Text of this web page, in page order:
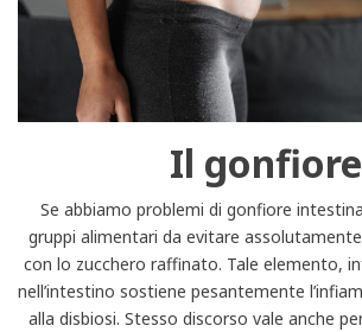
Il gonfiore
Se abbiamo problemi di gonfiore
gruppi alimentari da evitare
con lo zucchero raffinato. Tale elemento,
nell’intestino sostiene pesantemente
alla disbiosi. Stesso discorso vale anche